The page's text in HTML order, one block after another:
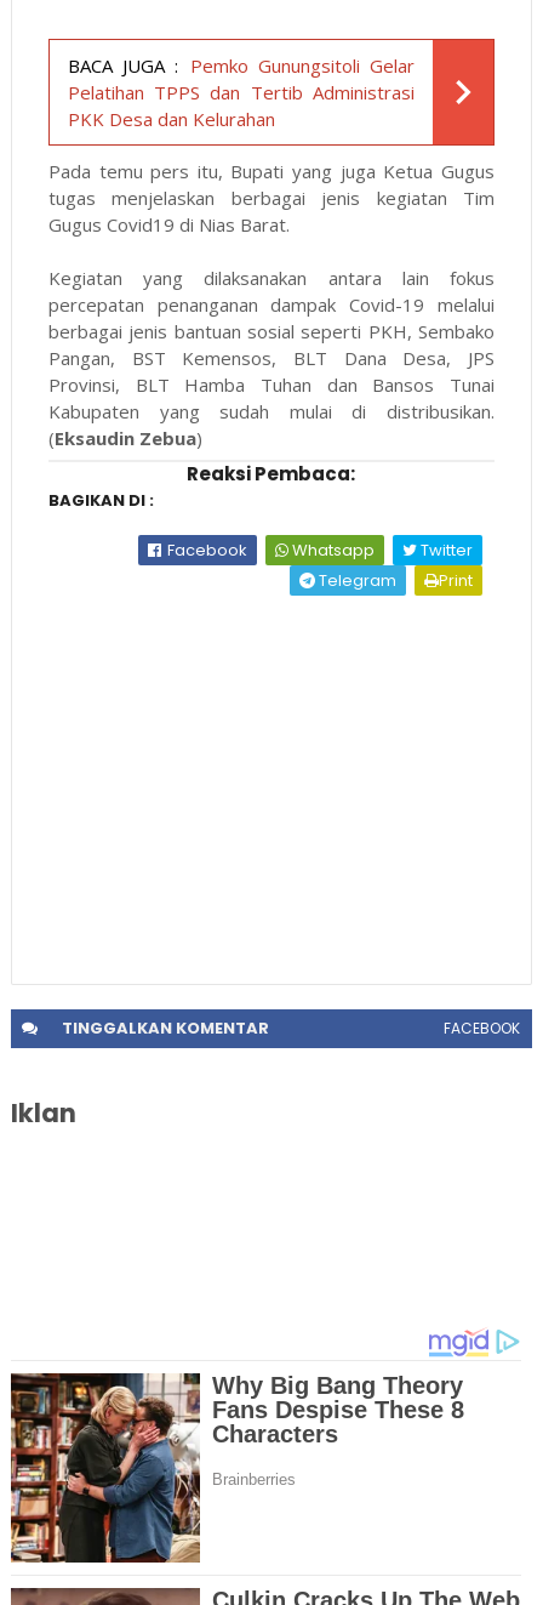
BACA JUGA : Pemko Gunungsitoli Gelar
Pelatihan TPPS dan Tertib Administrasi
PKK Desa dan Kelurahan
Pada temu pers itu, Bupati yang juga Ketua Gugus
tugas menjelaskan berbagai jenis kegiatan Tim
Gugus Covid19 di Nias Barat.
Kegiatan yang dilaksanakan antara lain fokus
percepatan penanganan dampak Covid-19 melalui
berbagai jenis bantuan sosial seperti PKH, Sembako
Pangan, BST Kemensos, BLT Dana Desa, JPS
Provinsi, BLT Hamba Tuhan dan Bansos Tunai
Kabupaten yang sudah mulai di distribusikan.
(Eksaudin Zebua)
Reaksi Pembaca:
BAGIKAN DI :
Facebook Whatsapp
Twitter
Telegram
Print
TINGGALKANKOMENTAR FACEBOOK
Iklan